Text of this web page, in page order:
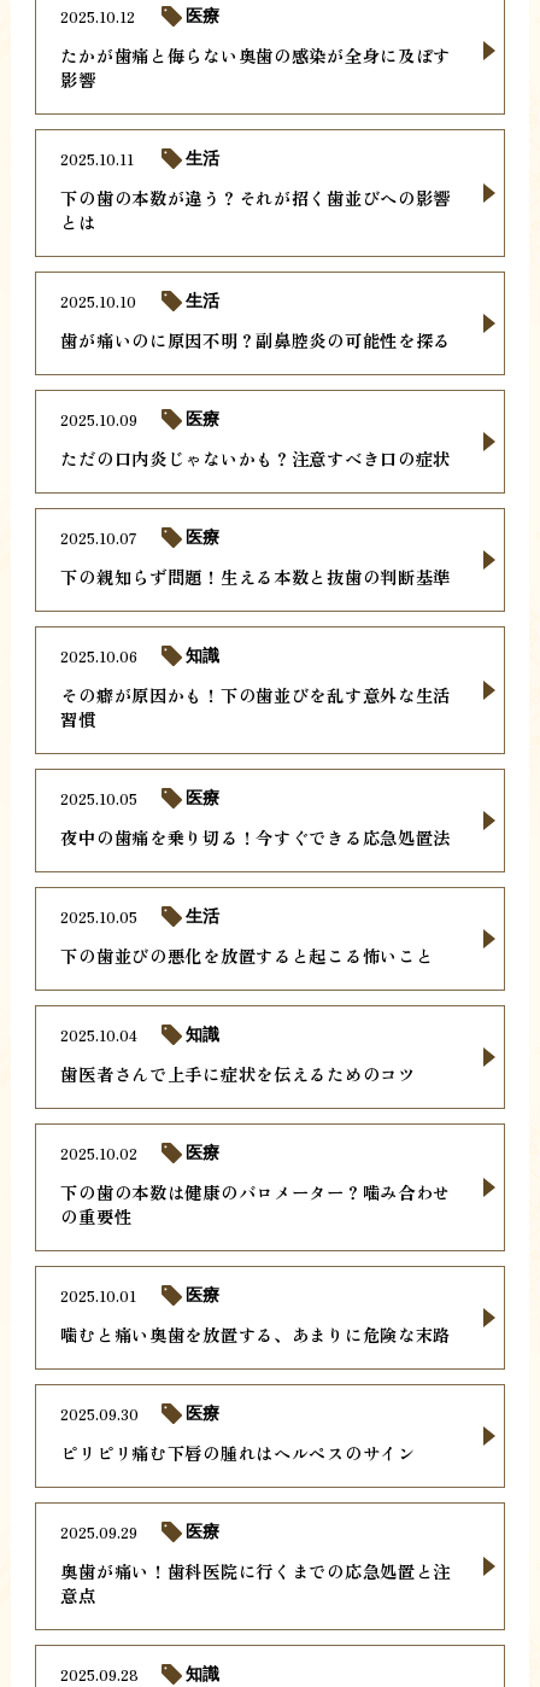
たかが歯痛と侮らない奥歯の感染が全身に及ぼす
影響
2025.10.12 医療
下の歯の本数が違う？それが招く歯並びへの影響
とは
2025.10.11 生活
歯が痛いのに原因不明？副鼻腔炎の可能性を探る
2025.10.10 生活
ただの口内炎じゃないかも？注意すべき口の症状
2025.10.09 医療
下の親知らず問題！生える本数と抜歯の判断基準
2025.10.07 医療
その癖が原因かも！下の歯並びを乱す意外な生活
習慣
2025.10.06 知識
夜中の歯痛を乗り切る！今すぐできる応急処置法
2025.10.05 医療
下の歯並びの悪化を放置すると起こる怖いこと
2025.10.05 生活
歯医者さんで上手に症状を伝えるためのコツ
2025.10.04 知識
下の歯の本数は健康のバロメーター？噛み合わせ
の重要性
2025.10.02 医療
噛むと痛い奥歯を放置する、あまりに危険な末路
2025.10.01 医療
ピリピリ痛む下唇の腫れはヘルペスのサイン
2025.09.30 医療
奥歯が痛い！歯科医院に行くまでの応急処置と注
意点
2025.09.29 医療
2025.09.28 知識